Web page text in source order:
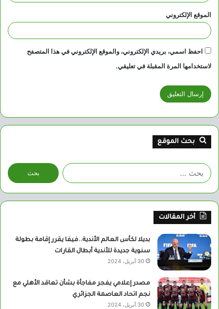
الموقع الإلكتروني
احفظ اسمي، بريدي الإلكتروني، والموقع الإلكتروني في هذا المتصفح
لاستخدامها المرة المقبلة في تعليقي.
بحث الموقع
البحث
عن:
أخر المقالات
بديلا لكأس العالم الأندية..فيفا يقرر إقامة بطولة
سنوية جديدة للأندية أبطال القارات
30 أبريل، 2024
مصدر إعلامي يفجر مفاجأة بشأن تعاقد الأهلي مع
نجم اتحاد العاصمة الجزائري
30 أبريل، 2024